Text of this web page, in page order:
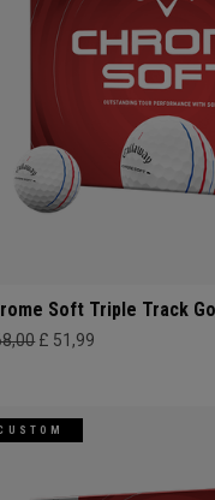
Soft Triple Track
£ 51,99